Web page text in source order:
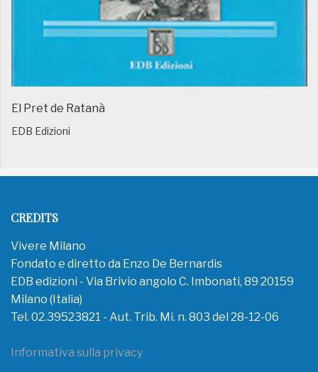
El Pret de Ratanà
EDB Edizioni
CREDITS
Vivere Milano
Fondato e diretto da Enzo De Bernardis
EDB edizioni - Via Brivio angolo C. Imbonati, 89 20159
Milano (Italia)
Tel. 02.39523821 - Aut. Trib. Mi. n. 803 del 28-12-06
Informativa sulla privacy